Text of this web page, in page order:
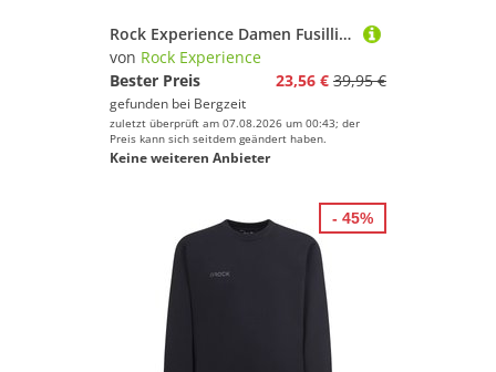
Rock Experience Damen Fusilli 2.0 Top
von Rock Experience
Bester Preis
23,56 € 39,95 €
gefunden bei Bergzeit
zuletzt überprüft am 07.08.2026 um 00:43; der
Preis kann sich seitdem geändert haben.
Keine weiteren Anbieter
- 45%